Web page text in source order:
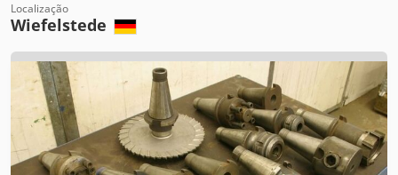
Localização
Wiefelstede